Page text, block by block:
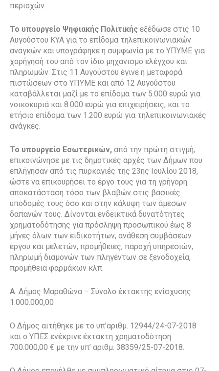
περιοχών.
Το υπουργείο Ψηφιακής Πολιτικής εξέδωσε στις 10
Αυγούστου ΚΥΑ για το επίδομα τηλεπικοινωνιακών
αναγκών και υπογράφηκε η συμφωνία με το ΥΠΥΜΕ για
χορήγησή του από τον ίδιο μηχανισμό ελέγχου και
πληρωμών. Στις 11 Αυγούστου έγινε η μεταφορά
πιστώσεων στο ΥΠΥΜΕ και από 12 Αυγούστου
καταβάλλεται μαζί με το επίδομα των 5.000 ευρώ για
νοικοκυριά και 8.000 ευρώ για επιχειρήσεις, και το
ετήσιο επίδομα των 1.200 ευρώ για τηλεπικοινωνιακές
ανάγκες.
Το υπουργείο Εσωτερικών, από την πρώτη στιγμή,
επικοινώνησε με τις δημοτικές αρχές των Δήμων που
επλήγησαν από τις πυρκαγιές της 23ης Ιουλίου 2018,
ώστε να επικουρήσει το έργο τους για τη γρήγορη
αποκατάσταση τόσο των βλαβών στις βασικές
υποδομές τους όσο και στην κάλυψη των άμεσων
δαπανών τους. Δίνονται ενδεικτικά δυνατότητες
χρηματοδότησης για πρόσληψη προσωπικού έως 8
μήνες όλων των ειδικοτήτων, ανάθεση συμβάσεων
έργου και μελετών, προμήθειες, παροχή υπηρεσιών,
πληρωμή διαμονών των πληγέντων σε ξενοδοχεία,
προμήθεια φαρμάκων κλπ.
Α . Δήμος Μαραθώνα – Σύνολο έκτακτης ενίσχυσης
1.000.000,00
Ο Δήμος αιτήθηκε με το υπ’αριθμ. 12944/24-07-2018
και ο ΥΠΕΣ ενέκρινε έκτακτη χρηματοδότηση
700.000,00 € με την υπ’ αριθμ. 38359/25-07-2018.